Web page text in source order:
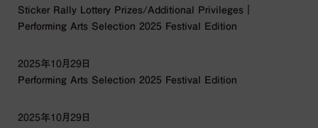
Sticker Rally Lottery Prizes/Additional Privileges｜
Performing Arts Selection 2025 Festival Edition
2025年10月29日
Performing Arts Selection 2025 Festival Edition
2025年10月29日